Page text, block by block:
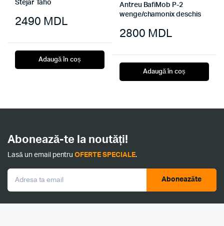
Stejar Taho
2490 MDL
Adaugă în coș
Antreu BafiMob P-2
wenge/chamonix deschis
2800 MDL
Adaugă în coș
Abonează-te la noutăți!
Lasă un email pentruOFERTE SPECIALE.
Aboneazăte